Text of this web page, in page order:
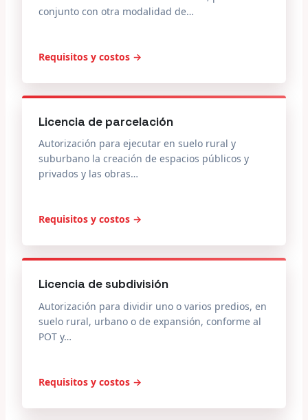
conjunto con otra modalidad de…
Requisitos y costos →
Licencia de parcelación
Autorización para ejecutar en suelo rural y
suburbano la creación de espacios públicos y
privados y las obras…
Requisitos y costos →
Licencia de subdivisión
Autorización para dividir uno o varios predios, en
suelo rural, urbano o de expansión, conforme al
POT y…
Requisitos y costos →